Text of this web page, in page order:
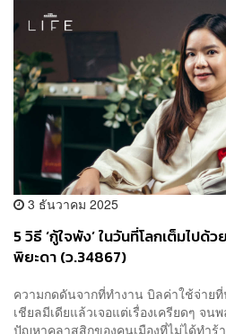
3 ธันวาคม 2025
5 วิธี ‘กู้ใจพัง’ ในวันที่โลกเต็มไปด้
พิยะดา (ว.34867)
ความกดดันจากที่ทำงาน บิลค่าใช้จ่าย
เชียลมีเดียแล้วเจอแต่เรื่องเครียดๆ จ
ปัญหาคลาสสิกของคนเมืองที่ไม่ได้ทำร้